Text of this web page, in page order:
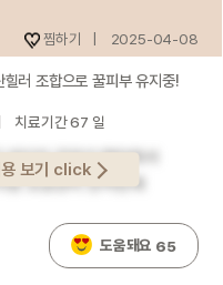
면 좋을지 저한테
까지 주셔서 시술 전부터
시술 직후에는 살짝 붓기가
기케어가저한테
정도로 정성스럽게
터 리쥬란힐러 덕분에
부가 놀랍도록 촉촉하고
차부터는 얼굴 라인이 점점
금은 볼살이 올라가면서
적은 돈은 아니었지만
서 시술 받아야겠다
월달
부담 덜 하기도 했었던 것
인은 마크뷰기계 검사랑
같은 거 고려하면서 제가
오부스터200샷에
같이 받았어여~수면마취로
찜하기 2025-04-08
러 조합으로 꿀피부 유지중!
치료기간 67 일
있다가 갑자기 현타와서
랑 모공관리 한꺼번에
무 만족
리하려고 써마지 잘하고
용 보기 click
도움돼요 65